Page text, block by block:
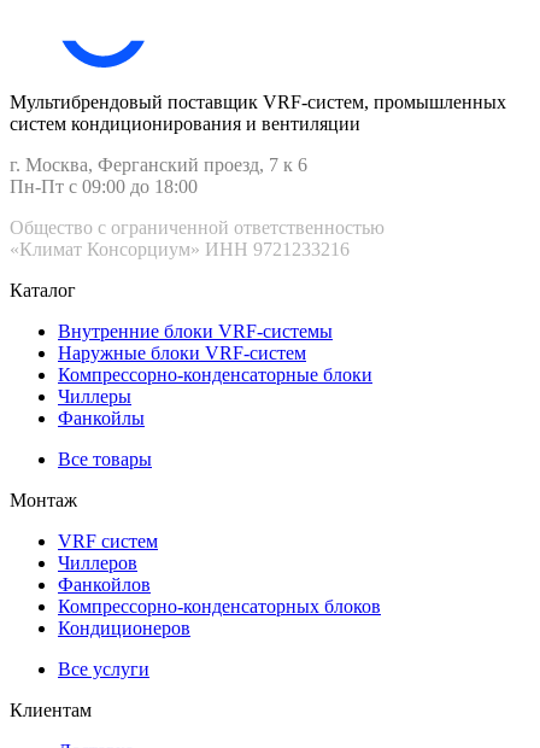
Мультибрендовый поставщик VRF-cистем, промышленных
систем кондиционирования и вентиляции
г. Москва, Ферганский проезд, 7 к 6
Пн-Пт с 09:00 до 18:00
Общество с ограниченной ответственностью
«Климат Консорциум» ИНН 9721233216
Каталог
Внутренние блоки VRF-cистемы
Наружные блоки VRF-cистем
Компрессорно-конденсаторные блоки
Чиллеры
Фанкойлы
Все товары
Монтаж
VRF систем
Чиллеров
Фанкойлов
Компрессорно-конденсаторных блоков
Кондиционеров
Все услуги
Клиентам